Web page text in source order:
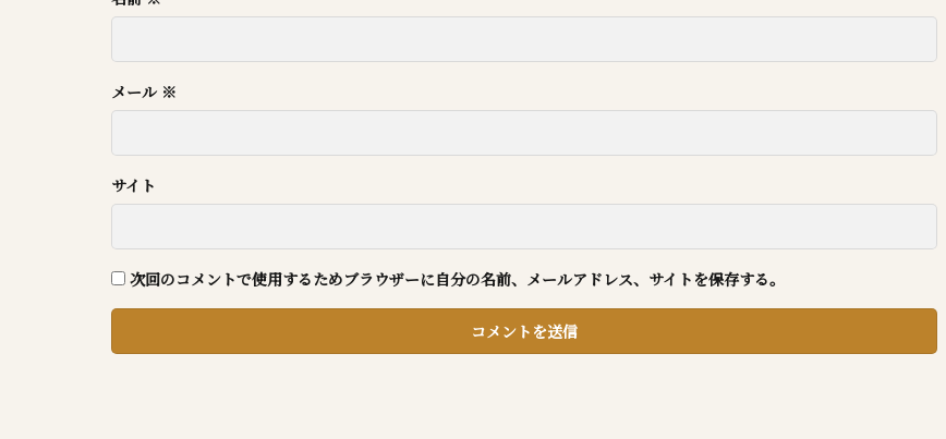
メール ※
サイト
次回のコメントで使用するためブラウザーに自分の名前、メールアドレス、サイトを保存する。